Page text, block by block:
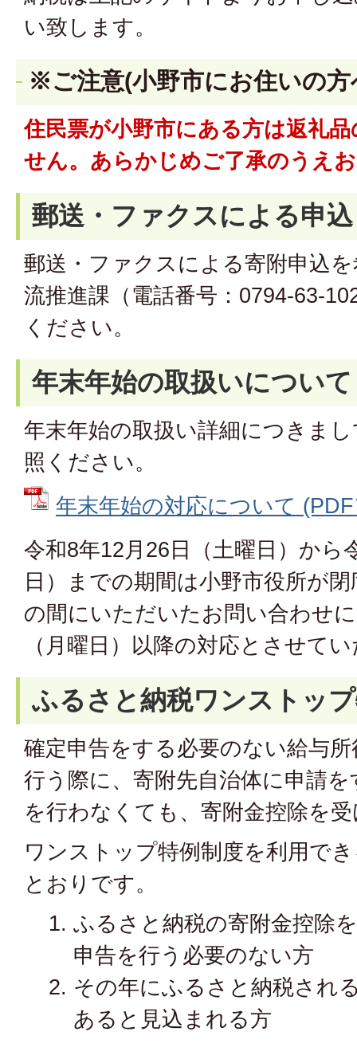
い致します。
※ご注意(小野市にお住いの方
住民票が小野市にある方は返礼
せん。あらかじめご了承のうえ
郵送・ファクスによる申込
郵送・ファクスによる寄附申込
流推進課（電話番号：0794-63-
ください。
年末年始の取扱いについて
年末年始の取扱い詳細につきま
照ください。
年末年始の対応について
令和8年12月26日（土曜日）から
日）までの期間は小野市役所が
の間にいただいたお問い合わせ
（月曜日）以降の対応とさせて
ふるさと納税ワンストッ
確定申告をする必要のない給与
行う際に、寄附先自治体に申請
を行わなくても、寄附金控除を
ワンストップ特例制度を利用で
とおりです。
ふるさと納税の寄附金控除
申告を行う必要のない方
その年にふるさと納税され
あると見込まれる方